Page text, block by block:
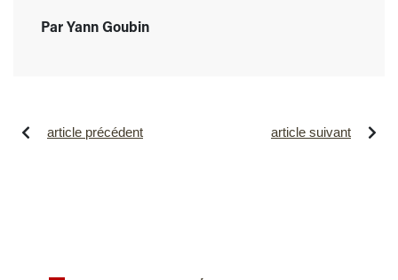
Par Yann Goubin
article précédent article suivant